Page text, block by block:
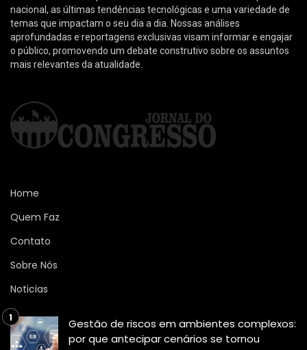
nacional, as últimas tendências tecnológicas e uma variedade de
temas que impactam o seu dia a dia. Nossas análises
aprofundadas e reportagens exclusivas visam informar e engajar
o público, promovendo um debate construtivo sobre os assuntos
mais relevantes da atualidade.
Home
Quem Faz
Contato
Sobre Nós
Noticias
Gestão de riscos em ambientes complexos:
por que antecipar cenários se tornou